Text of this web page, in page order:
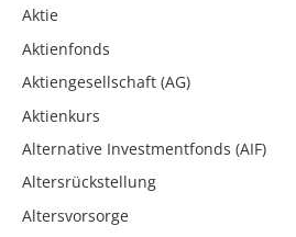
Aktie
Aktienfonds
Aktiengesellschaft (AG)
Aktienkurs
Alternative Investmentfonds (AIF)
Altersrückstellung
Altersvorsorge